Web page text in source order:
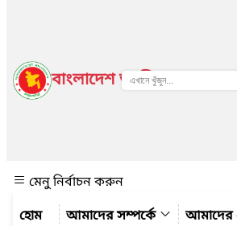
বাংলাদেশ জাতীয় তথ্য বাতায়ন
মেনু নির্বাচন করুন
আমাদের সম্পর্কে
আমাদের